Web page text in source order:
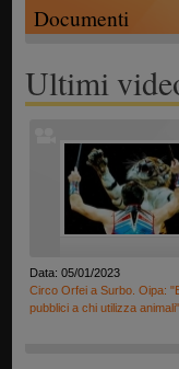
Documenti
Ultimi
Data: 05/01/2023
Circo Orfei a Surbo. Oipa:
pubblici a chi utilizza animali"